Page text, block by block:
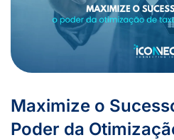
Maximize o
Poder da